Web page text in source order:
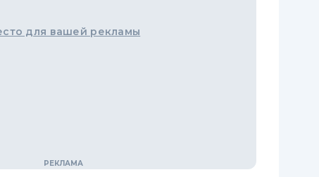
для вашей рекламы